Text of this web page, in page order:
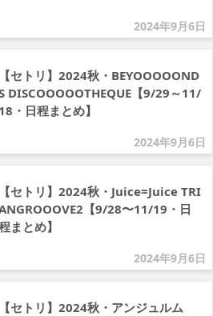
2024年9月6日
2024年9月6日
【セトリ】2024秋・BEYOOOOOND
DISCOOOOOTHEQUE【9/29～11/
18・日程まとめ】
2024年9月6日
【セトリ】2024秋・Juice=Juice TRI
【9/28〜11/19・日
まとめ】
【セトリ】2024秋・アンジュルム